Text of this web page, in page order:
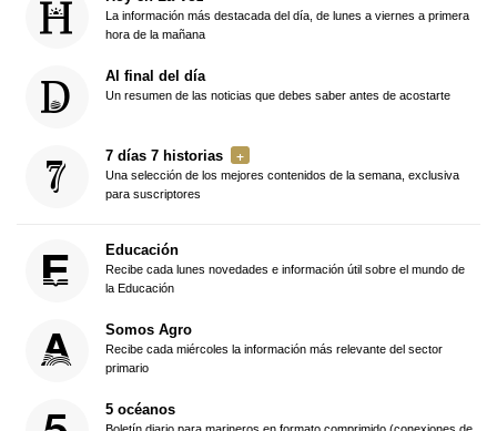
La información más destacada del día, de lunes a viernes a primera
hora de la mañana
Al final del día
Un resumen de las noticias que debes saber antes de acostarte
7 días 7 historias
Una selección de los mejores contenidos de la semana, exclusiva
para suscriptores
Educación
Recibe cada lunes novedades e información útil sobre el mundo de
la Educación
Somos Agro
Recibe cada miércoles la información más relevante del sector
primario
5 océanos